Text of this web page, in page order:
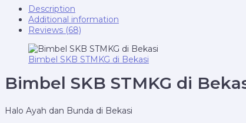
Description
Additional information
Reviews (68)
Bimbel SKB STMKG di Bekasi
Bimbel SKB STMKG di
Halo Ayah dan Bunda di Bekasi